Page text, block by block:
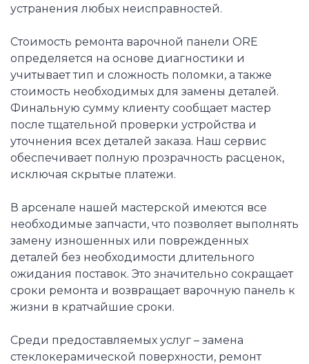
устранения любых неисправностей.
Стоимость ремонта варочной панели ORE
определяется на основе диагностики и
учитывает тип и сложность поломки, а также
стоимость необходимых для замены деталей.
Финальную сумму клиенту сообщает мастер
после тщательной проверки устройства и
уточнения всех деталей заказа. Наш сервис
обеспечивает полную прозрачность расценок,
исключая скрытые платежи.
В арсенале нашей мастерской имеются все
необходимые запчасти, что позволяет выполнять
замену изношенных или поврежденных
деталей без необходимости длительного
ожидания поставок. Это значительно сокращает
сроки ремонта и возвращает варочную панель к
жизни в кратчайшие сроки.
Среди предоставляемых услуг – замена
стеклокерамической поверхности, ремонт